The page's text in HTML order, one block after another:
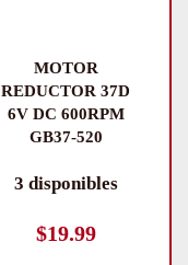
MOTOR
REDUCTOR 37D
6V DC 600RPM
GB37-520
3 disponibles
$19.99